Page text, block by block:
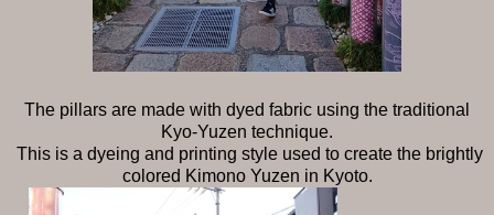
The pillars are made with dyed fabric using the traditional
Kyo-Yuzen technique.
This is a dyeing and printing style used to create the brightly
colored Kimono Yuzen in Kyoto.